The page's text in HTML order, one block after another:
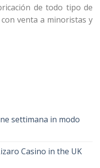
de todo tipo de
venta a minoristas y
settimana in modo
Casino in the UK